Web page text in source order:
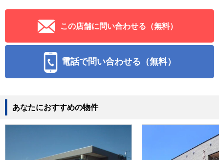
この店舗に問い合わせる（無料）
電話で問い合わせる（無料）
あなたにおすすめの物件